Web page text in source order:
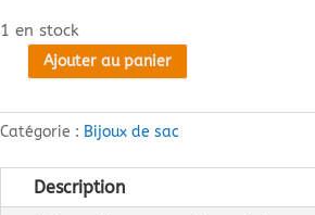
1 en stock
quantité
bijou
éléphant
Ajouter au panier
Catégorie : Bijoux de sac
Description